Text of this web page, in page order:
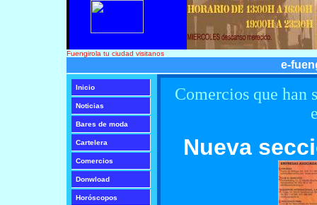
Fuengirola tu ciudad visitanos
e-
Inicio
Noticias
Bares de moda
Cartelera
Comercios
Donwload
Horóscopos
Comercios que
Nueva